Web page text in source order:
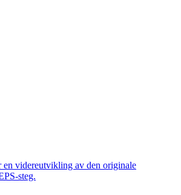
videreutvikling av den originale
steg.